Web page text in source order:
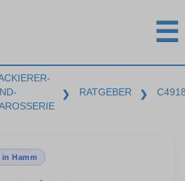
☰
❯ RATGEBER ❯
Hamm